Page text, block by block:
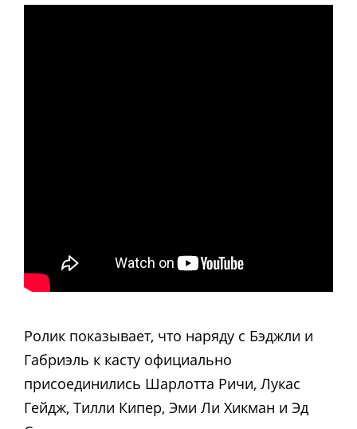
Ролик показывает, что наряду с Бэджли и
Габриэль к касту официально
присоединились Шарлотта Ричи, Лукас
Гейдж, Тилли Кипер, Эми Ли Хикман и Эд